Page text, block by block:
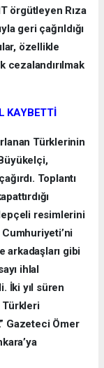
örgütleyen Rıza
geri çağrıldığı
özellikle
cezalandırılmak
KAYBETTİ
Türklerinin
Toplantı
resimlerini
Cumhuriyeti’ni
arkadaşları gibi
ihlal
İki yıl süren
Türkleri
Gazeteci Ömer